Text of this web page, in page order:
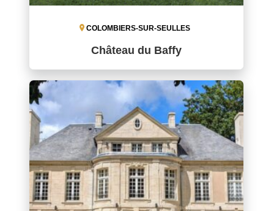
COLOMBIERS-SUR-SEULLES
Château du Baffy